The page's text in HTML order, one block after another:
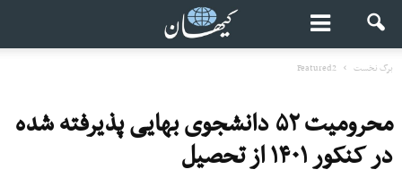
برگ نخست Featured2
محرومیت ۵۲ دانشجوی بهایی پذیرفته شده
در کنکور ۱۴۰۱ از تحصیل